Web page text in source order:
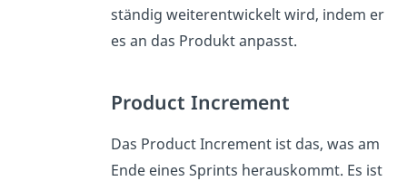
ständig weiterentwickelt wird, indem er
es an das Produkt anpasst.
Product Increment
Das Product Increment ist das, was am
Ende eines Sprints herauskommt. Es ist